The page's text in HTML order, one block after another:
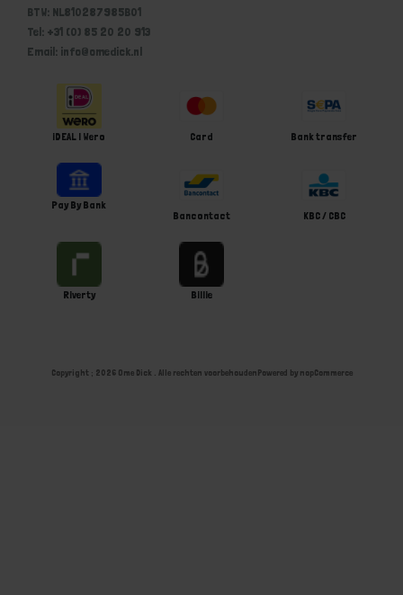
BTW: NL810287985B01
Tel: +31 (0) 85 20 20 913
Email: info@omedick.nl
iDEAL | Wero Card Bank transfer
Pay By Bank
Bancontact
KBC / CBC
Riverty Billie
Copyright ; 2026 Ome Dick . Alle rechten voorbehoudenPowered by nopCommerce